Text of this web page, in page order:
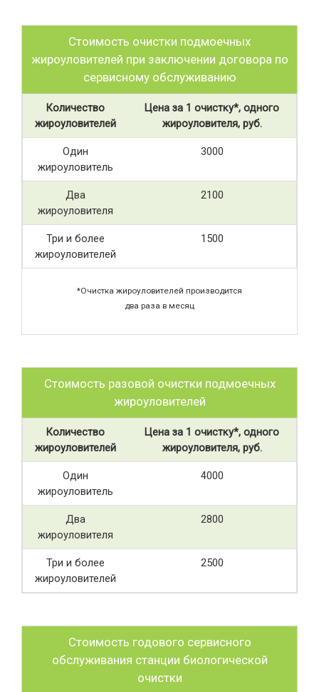
Стоимость очистки подмоечных
жироуловителей при заключении договора по
сервисному обслуживанию
Количество
жироуловителей
Цена за 1 очистку*, одного
жироуловителя, руб.
Один
жироуловитель
3000
Два
жироуловителя
2100
Три и более
жироуловителей
1500
*Очистка жироуловителей производится
два раза в месяц
Стоимость разовой очистки подмоечных
жироуловителей
Количество
жироуловителей
Цена за 1 очистку*, одного
жироуловителя, руб.
Один
жироуловитель
4000
Два
жироуловителя
2800
Три и более
жироуловителей
2500
Стоимость годового сервисного
обслуживания станции биологической
очистки